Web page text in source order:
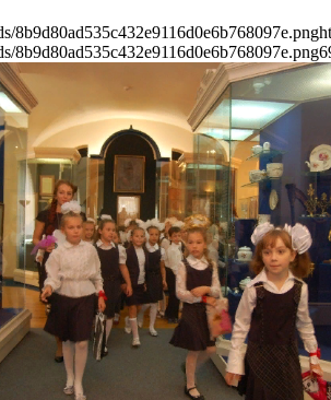
8b9d80ad535c432e9116d0e6b768097e.png
8b9d80ad535c432e9116d0e6b768097e.png